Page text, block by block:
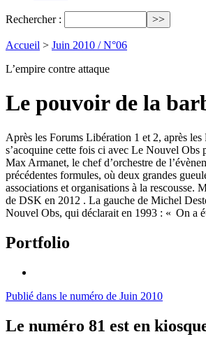
Rechercher :
Accueil > Juin 2010 / N°06
L’empire contre attaque
Le pouvoir de la
Après les Forums Libération 1 et 2, après
s’acoquine cette fois ci avec Le Nouvel
Max Armanet, le chef d’orchestre de
précédentes formules, où deux grandes
associations et organisations à la
de DSK en 2012 . La gauche de Michel
Nouvel Obs, qui déclarait en 1993 : « On a
Portfolio
Publié dans le numéro de Juin 2010
Le numéro 81 est en